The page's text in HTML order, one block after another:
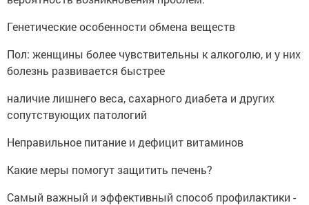
Генетические особенности обмена веществ
Пол: женщины более чувствительны к алкоголю, и у них
болезнь развивается быстрее
наличие лишнего веса, сахарного диабета и других
сопутствующих патологий
Неправильное питание и дефицит витаминов
Какие меры помогут защитить печень?
Самый важный и эффективный способ профилактики -